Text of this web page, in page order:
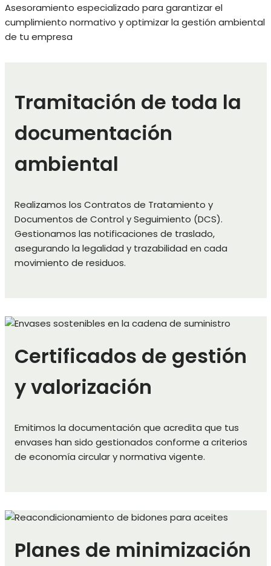
Asesoramiento especializado para garantizar el
cumplimiento normativo y optimizar la gestión ambiental
de tu empresa
Tramitación de toda la
documentación
ambiental
Realizamos los Contratos de Tratamiento y
Documentos de Control y Seguimiento (DCS).
Gestionamos las notificaciones de traslado,
asegurando la legalidad y trazabilidad en cada
movimiento de residuos.
Certificados de gestión
y valorización
Emitimos la documentación que acredita que tus
envases han sido gestionados conforme a criterios
de economía circular y normativa vigente.
Planes de minimización